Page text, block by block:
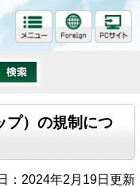
プ）の規制につ
：2024年2月19日更新